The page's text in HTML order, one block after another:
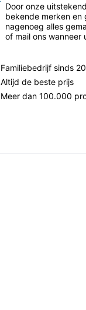
Door onze
bekende merken en
nagenoeg alles
of mail ons wanneer
Familiebedrijf sinds
Altijd de beste prijs
Meer dan 100.000